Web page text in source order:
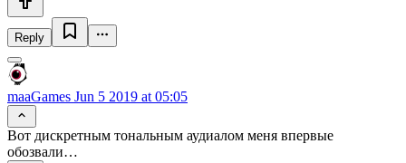
Reply
maaGames Jun 5 2019 at 05:05
Вот дискретным тональным аудиалом меня впервые
обозвали…